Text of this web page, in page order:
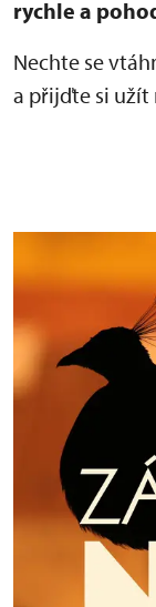
rychle a
Nechte se
a přijďte si užít